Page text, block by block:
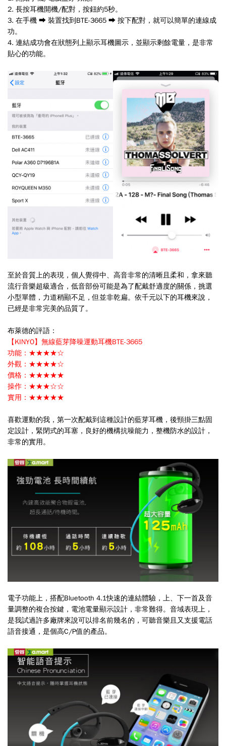
2. 長按耳機開機/配對，按鈕約5秒。
3. 在手機 ➡ 裝置找到BTE-3665 ➡ 按下配對，就可以簡單的連線成
功。
4. 連結成功會在狀態列上顯示耳機圖示，並顯示剩餘電量，是非常
貼心的功能。
至於音質上的表現，個人覺得中、高音非常的清晰且柔和，拿來聽
流行音樂超級適合，低音部份可能是為了配戴舒適度的關係，挑選
小型單體，力道稍顯不足，但並非乾扁。依千元以下的耳機來說，
已經是非常完美的品質了。
布萊德的評語：
【KINYO】無線藍芽降噪運動耳機BTE-3665
功能： ★★★★☆
外觀： ★★★★☆
價格： ★★★★★
操作： ★★★☆☆
實用： ★★★★★
喜歡運動的我，第一次配戴到這種設計的藍芽耳機，後頸掛三點固
定設計，緊閉式的耳塞，良好的機構抗噪能力，整機防水的設計，
非常的實用。
電子功能上，搭配Bluetooth 4.1快速的連結體驗，上、下一首及音
量調整的複合按鍵，電池電量顯示設計，非常難得。音域表現上，
是我試過許多廠牌來說可以排名前幾名的，可聽音樂且又支援電話
語音接通，是個高C/P值的產品。